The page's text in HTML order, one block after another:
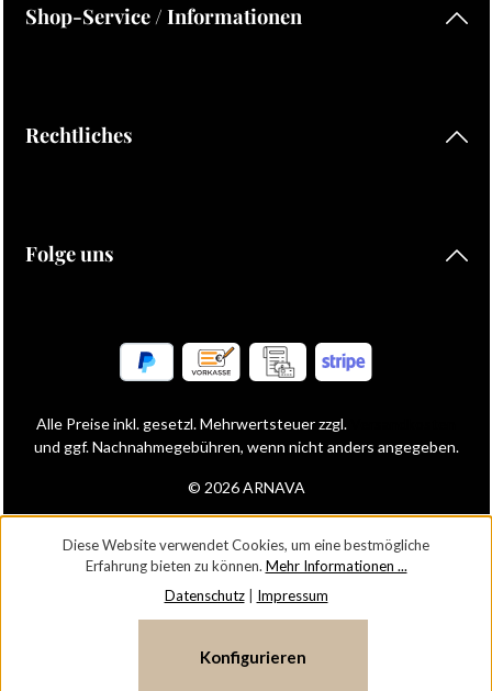
Shop-Service / Informationen
Rechtliches
Folge uns
© 2026 ARNAVA
Alle Preise inkl. gesetzl. Mehrwertsteuer zzgl.
und ggf. Nachnahmegebühren, wenn nicht anders angegeben.
Diese Website verwendet Cookies, um eine bestmögliche
Erfahrung bieten zu können. Mehr Informationen ...
Datenschutz| Impressum
Konfigurieren